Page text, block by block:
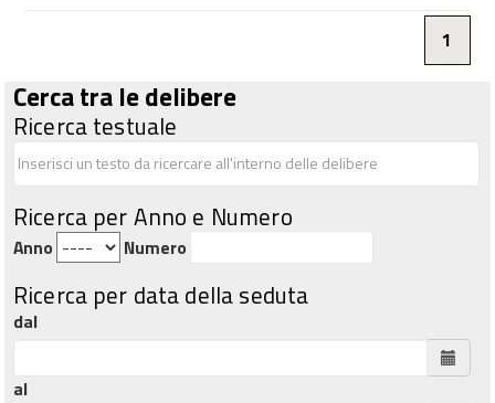
1
Cerca tra le delibere
Ricerca testuale
Ricerca per Anno e Numero
Anno Numero
Ricerca per data della seduta
dal
al